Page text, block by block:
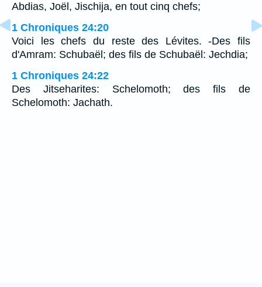
Abdias, Joël, Jischija, en tout cinq chefs;
1 Chroniques 24:20
Voici les chefs du reste des Lévites. -Des fils
d'Amram: Schubaël; des fils de Schubaël: Jechdia;
1 Chroniques 24:22
Des Jitseharites: Schelomoth; des fils de
Schelomoth: Jachath.